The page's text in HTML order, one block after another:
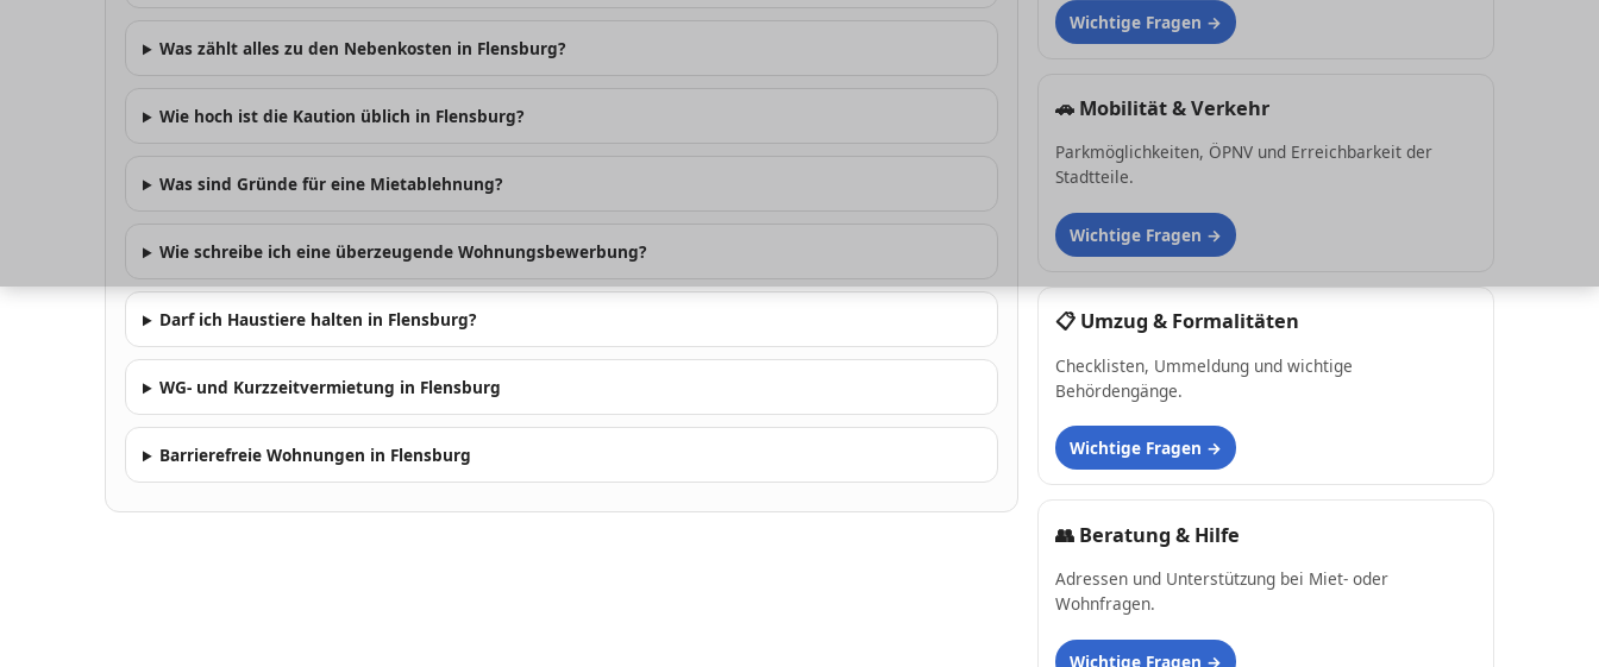
Was zählt alles zu den Nebenkosten in Flensburg?
Wie hoch ist die Kaution üblich in Flensburg?
Was sind Gründe für eine Mietablehnung?
Wie schreibe ich eine überzeugende Wohnungsbewerbung?
Darf ich Haustiere halten in Flensburg?
WG- und Kurzzeitvermietung in Flensburg
Barrierefreie Wohnungen in Flensburg
Wichtige Fragen
🚗 Mobilität & Verkehr
Parkmöglichkeiten, ÖPNV und Erreichbarkeit der
Stadtteile.
Wichtige Fragen
📋 Umzug & Formalitäten
Checklisten, Ummeldung und wichtige
Behördengänge.
Wichtige Fragen
👥 Beratung & Hilfe
Adressen und Unterstützung bei Miet- oder
Wohnfragen.
Wichtige Fragen